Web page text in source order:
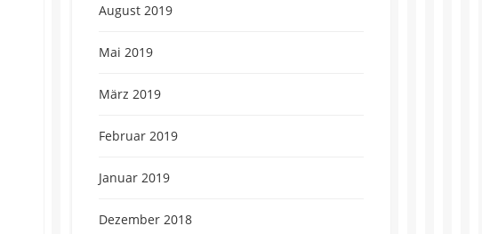
August 2019
Mai 2019
März 2019
Februar 2019
Januar 2019
Dezember 2018